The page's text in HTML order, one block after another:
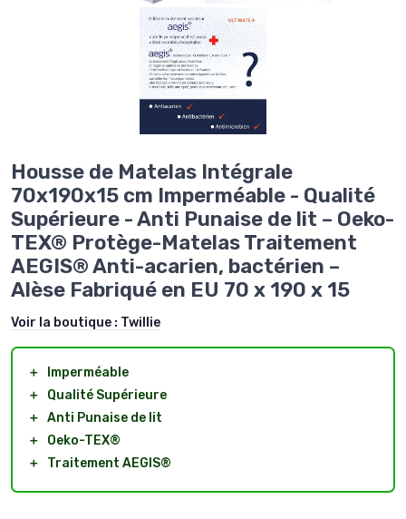
Housse de Matelas Intégrale
70x190x15 cm Imperméable - Qualité
Supérieure - Anti Punaise de lit – Oeko-
TEX® Protège-Matelas Traitement
AEGIS® Anti-acarien, bactérien –
Alèse Fabriqué en EU 70 x 190 x 15
Voir la boutique : Twillie
＋
Imperméable
＋
Qualité Supérieure
＋ Anti Punaise de lit
＋
Oeko-TEX®
＋
Traitement AEGIS®